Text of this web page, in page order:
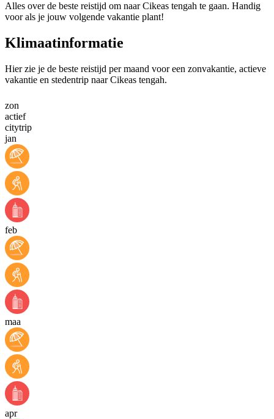
Alles over de beste reistijd om naar Cikeas tengah te gaan. Handig
voor als je jouw volgende vakantie plant!
Klimaatinformatie
Hier zie je de beste reistijd per maand voor een zonvakantie, actieve
vakantie en stedentrip naar Cikeas tengah.
zon
actief
citytrip
jan
feb
maa
apr